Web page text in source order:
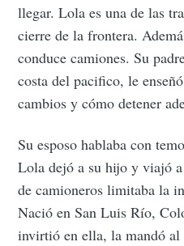
llegar. Lola es una de las
cierre de la frontera.
conduce camiones. Su
costa del pacifico, le
cambios y cómo detener
Su esposo hablaba con
Lola dejó a su hijo y viajó
de camioneros limitaba la
Nació en San Luis Río,
invirtió en ella, la mandó al